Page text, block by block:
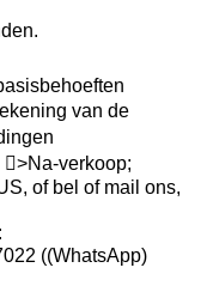
van de
verkoop;
of bel of mail ons,
((WhatsApp)